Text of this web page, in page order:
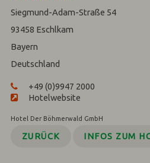
Siegmund-Adam-Straße 54
93458 Eschlkam
Bayern
Deutschland
+49 (0)9947 2000
Hotelwebsite
Hotel Der Böhmerwald GmbH
ZURÜCK INFOS ZUM